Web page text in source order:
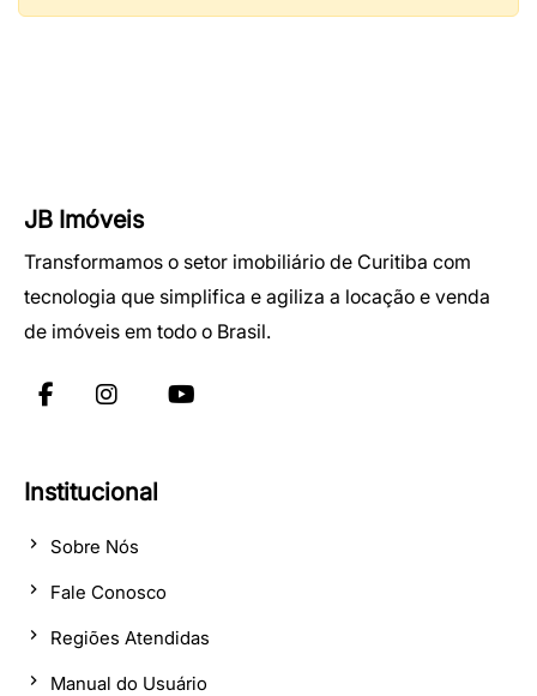
JB Imóveis
Transformamos o setor imobiliário de Curitiba com
tecnologia que simplifica e agiliza a locação e venda
de imóveis em todo o Brasil.
Institucional
Sobre Nós
Fale Conosco
Regiões Atendidas
Manual do Usuário